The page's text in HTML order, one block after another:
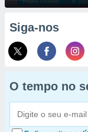
Siga-nos
O tempo no